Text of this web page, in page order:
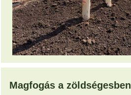
Magfogás a zöldségesben